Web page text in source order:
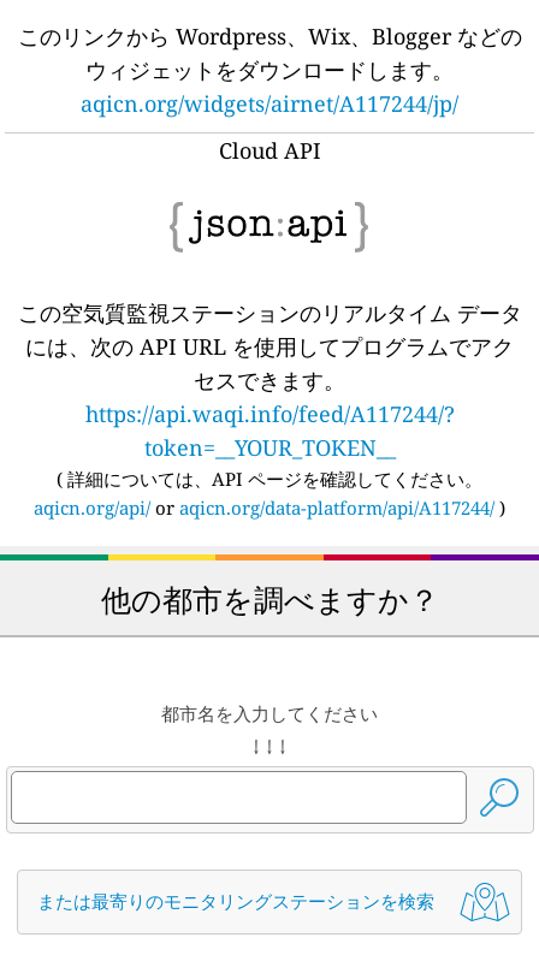
このリンクから Wordpress、Wix、Blogger などの
ウィジェットをダウンロードします。
aqicn.org/widgets/airnet/A117244/jp/
Cloud API
この空気質監視ステーションのリアルタイム データ
には、次の API URL を使用してプログラムでアク
セスできます。
https://api.waqi.info/feed/A117244/?
token=__YOUR_TOKEN__
( 詳細については、API ページを確認してください。
aqicn.org/api/or aqicn.org/data-platform/api/A117244/)
他の都市を調べますか？
都市名を入力してください
↓ ↓ ↓
または最寄りのモニタリングステーションを検索